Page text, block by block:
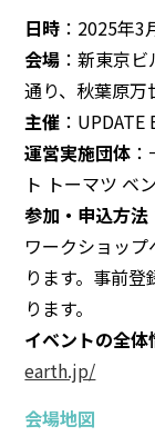
日時 ：2025年
会場 ：新東京
通り、秋葉原
主催 ：
運営実施団体
ト トーマツ ベ
参加・申込方法
ワークショッ
ります。事前
ります。
イベントの全体
earth.jp/
会場地図